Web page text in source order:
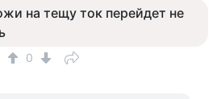
на тещу ток перейдет не
0